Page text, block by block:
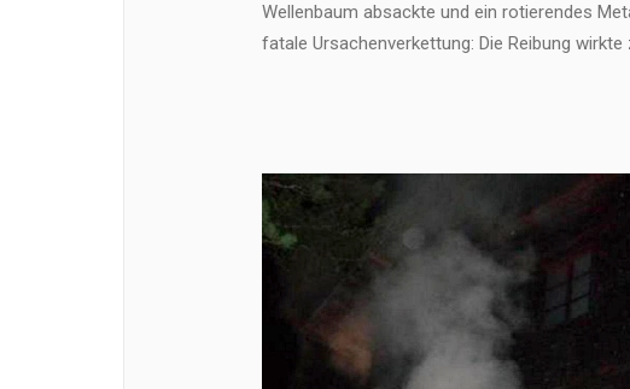
Wellenbaum absackte und ein rotierendes
fatale Ursachenverkettung: Die Reibung wirkte